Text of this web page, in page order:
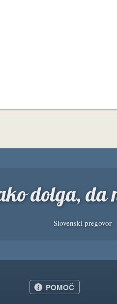
dolga, da
Slovenski pregovor
POMOČ